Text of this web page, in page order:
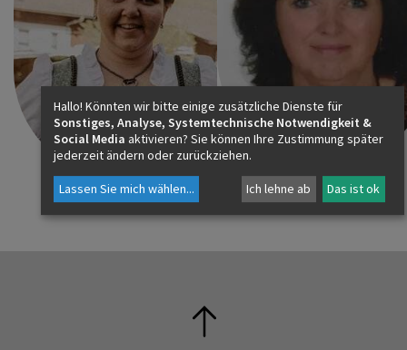
pfarre.uttendorf@eds.at
06563 / 8256
Hallo! Könnten wir bitte einige zusätzliche Dienste für
Sonstiges, Analyse, Systemtechnische Notwendigkeit &
Social Media aktivieren? Sie können Ihre Zustimmung später
jederzeit ändern oder zurückziehen.
Lassen Sie mich wählen... Ich lehne ab Das ist ok